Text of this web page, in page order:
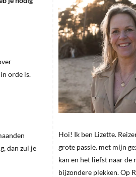
orde is.
dan zul je
Hoi! Ik ben Lizette.
grote passie. met mijn
kan en het liefst naar de
bijzondere plekken. Op